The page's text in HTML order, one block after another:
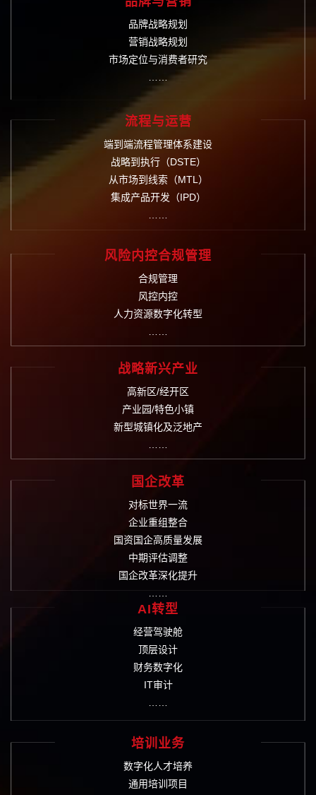
品牌战略规划
营销战略规划
市场定位与消费者研究
流程与运营
端到端流程管理体系建设
战略到执行（DSTE）
从市场到线索（MTL）
集成产品开发（IPD）
风险内控合规管理
合规管理
风控内控
人力资源数字化转型
战略新兴产业
高新区/经开区
产业园/特色小镇
新型城镇化及泛地产
国企改革
对标世界一流
企业重组整合
国资国企高质量发展
中期评估调整
国企改革深化提升
AI转型
经营驾驶舱
顶层设计
财务数字化
IT审计
培训业务
数字化人才培养
通用培训项目